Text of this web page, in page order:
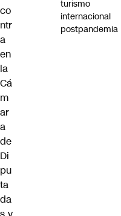
co
ntr
a
en
la
Cá
m
ar
a
de
Di
pu
ta
da
turismo
internacional
postpandemia